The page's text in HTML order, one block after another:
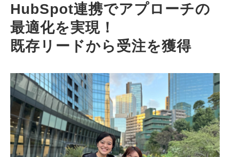
HubSpot連携でアプローチの
最適化を実現！
既存リードから受注を獲得